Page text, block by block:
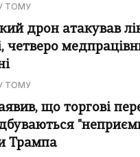
ТОМУ
дрон атакував
четверо
ТОМУ
що торгові
Трампа